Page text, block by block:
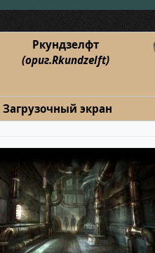
Ркундзелфт
(ориг.Rkundzelft)
Загрузочный экран